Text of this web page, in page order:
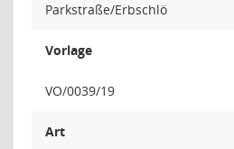
Parkstraße/Erbschlö
Vorlage
VO/0039/19
Art